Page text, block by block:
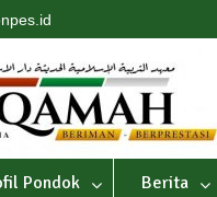
Pondok Berita